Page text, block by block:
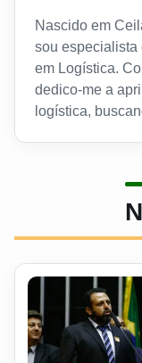
Nascido em
sou especialista
em Logística.
dedico-me a
logística,